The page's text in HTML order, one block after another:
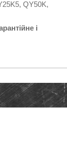
QY50K,
і